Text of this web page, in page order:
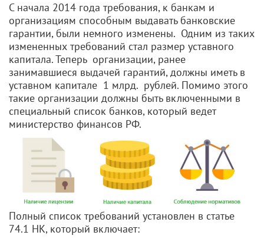
С начала 2014 года требования, к банкам и
организациям способным выдавать банковские
гарантии, были немного изменены. Одним из таких
измененных требований стал размер уставного
капитала. Теперь организации, ранее
занимавшиеся выдачей гарантий, должны иметь в
уставном капитале 1 млрд. рублей. Помимо этого
такие организации должны быть включенными в
специальный список банков, который ведет
министерство финансов РФ.
Полный список требований установлен в статье
74.1 НК, который включает: